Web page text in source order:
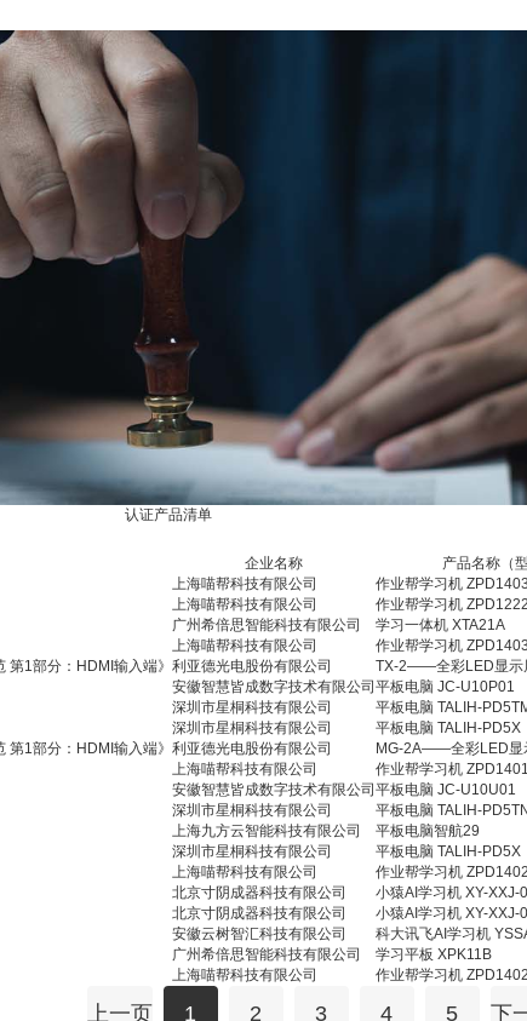
认证产品清单
企业名称 产品名称（型
上海喵帮科技有限公司 作业帮学习机 ZPD1403
上海喵帮科技有限公司 作业帮学习机 ZPD1222
广州希倍思智能科技有限公司 学习一体机 XTA21A
上海喵帮科技有限公司 作业帮学习机 ZPD1403
1部分：HDMI输入端》 利亚德光电股份有限公司 TX-2——全彩LED显示
安徽智慧皆成数字技术有限公司 平板电脑 JC-U10P01
深圳市星桐科技有限公司 平板电脑 TALIH-
深圳市星桐科技有限公司 平板电脑 TALIH-PD5X
1部分：HDMI输入端》 利亚德光电股份有限公司 MG-2A——全彩LED显
上海喵帮科技有限公司 作业帮学习机 ZPD1401
安徽智慧皆成数字技术有限公司 平板电脑 JC-U10U01
深圳市星桐科技有限公司 平板电脑 TALIH-PD5TN
上海九方云智能科技有限公司 平板电脑智航29
深圳市星桐科技有限公司 平板电脑 TALIH-PD5X
上海喵帮科技有限公司 作业帮学习机 ZPD1402
北京寸阴成器科技有限公司 小猿AI学习机 XY-XXJ-
北京寸阴成器科技有限公司 小猿AI学习机 XY-XXJ-
安徽云树智汇科技有限公司 科大讯飞AI学习机
广州希倍思智能科技有限公司 学习平板 XPK11B
上海喵帮科技有限公司 作业帮学习机 ZPD1402
上一页 1 2 3 4 5 下